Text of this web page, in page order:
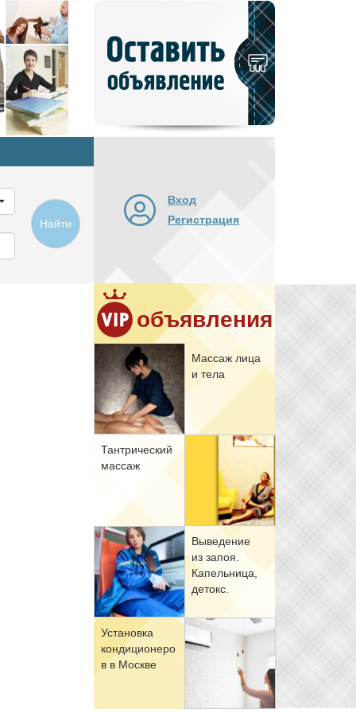
объявление
Найти
Вход
Регистрация
объявления
Мас­саж ли­ца
и те­ла
Тан­три­че­ский
мас­саж
Вы­ве­де­ние
из за­поя.
Ка­пель­ни­ца,
де­токс.
Уста­нов­ка
кон­ди­ци­о­не­ро
в в Москве